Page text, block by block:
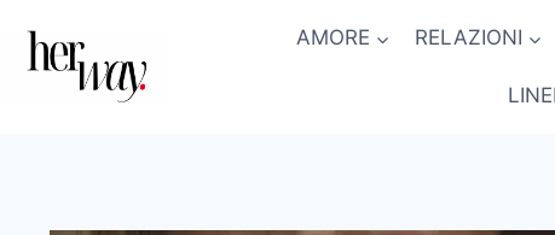
contenuto
AMORE RELAZIONI